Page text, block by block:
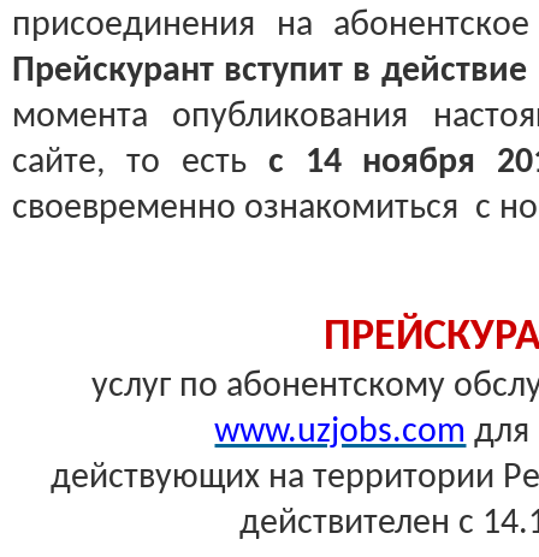
присоединения на
Прейскурант вступит в действие
момента опубликования
сайте, то есть с 14 ноября
своевременно ознакомиться с
услуг по абонентскому
www.uzjobs.com для
действующих на территории
действителен с